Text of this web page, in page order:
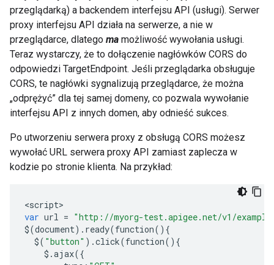
przeglądarką) a backendem interfejsu API (usługi). Serwer
proxy interfejsu API działa na serwerze, a nie w
przeglądarce, dlatego ma możliwość wywołania usługi.
Teraz wystarczy, że to dołączenie nagłówków CORS do
odpowiedzi TargetEndpoint. Jeśli przeglądarka obsługuje
CORS, te nagłówki sygnalizują przeglądarce, że można
„odprężyć” dla tej samej domeny, co pozwala wywołanie
interfejsu API z innych domen, aby odnieść sukces.
Po utworzeniu serwera proxy z obsługą CORS możesz
wywołać URL serwera proxy API zamiast zaplecza w
kodzie po stronie klienta. Na przykład:
<script
var url = "http://myorg-test.apigee.net/v1/
$(document) . ready(function(){
$( "button" ) .click(function(){
$.ajax({